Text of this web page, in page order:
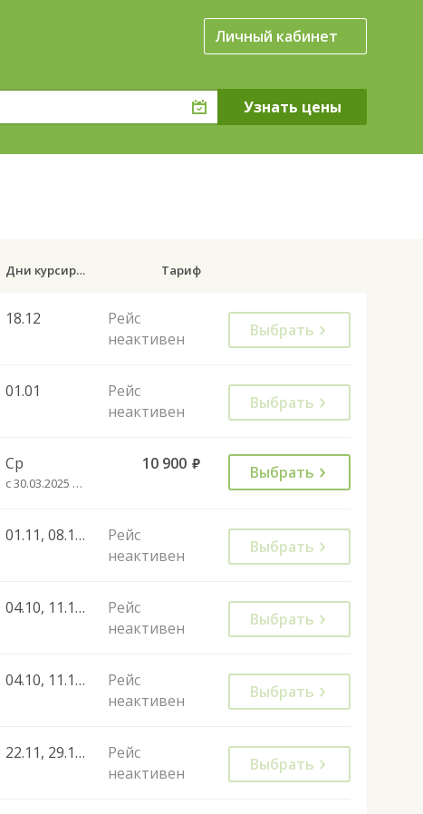
Личный кабинет
Дни курсирования Тариф
18.12
Рейс
неактивен
Выбрать
01.01
Рейс
неактивен
Выбрать
Ср
с 30.03.2025 до 29.10.2034
10 900 руб. Выбрать
01.11, 08.11, 15.11, 22.11, 29.11, 06.12, 13.12, 20.12, 27.12, 03.01, 10.01, 17.01
Рейс
неактивен
Выбрать
04.10, 11.10, 18.10, 25.10
Рейс
неактивен
Выбрать
04.10, 11.10, 25.10
Рейс
неактивен
Выбрать
22.11, 29.11, 06.12, 03.01, 13.12, 20.12, 10.01
Рейс
неактивен
Выбрать